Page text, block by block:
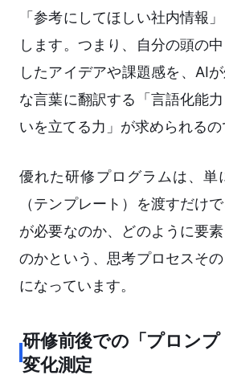
「参考にしてほしい社内情報
します。つまり、自分の頭の
したアイデアや課題感を、AI
な言葉に翻訳する「言語化能
いを立てる力」が求められるの
優れた研修プログラムは、単
（テンプレート）を渡すだけ
が必要なのか、どのように要
のかという、思考プロセスそ
になっています。
研修前後での「プロンプ
変化測定